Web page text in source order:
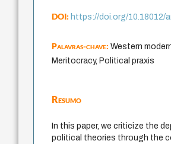
DOI:https://doi.org/10.18012/
Palavras-chave:Western
Meritocracy, Political praxis
Resumo
In this paper, we criticize the
political theories through the